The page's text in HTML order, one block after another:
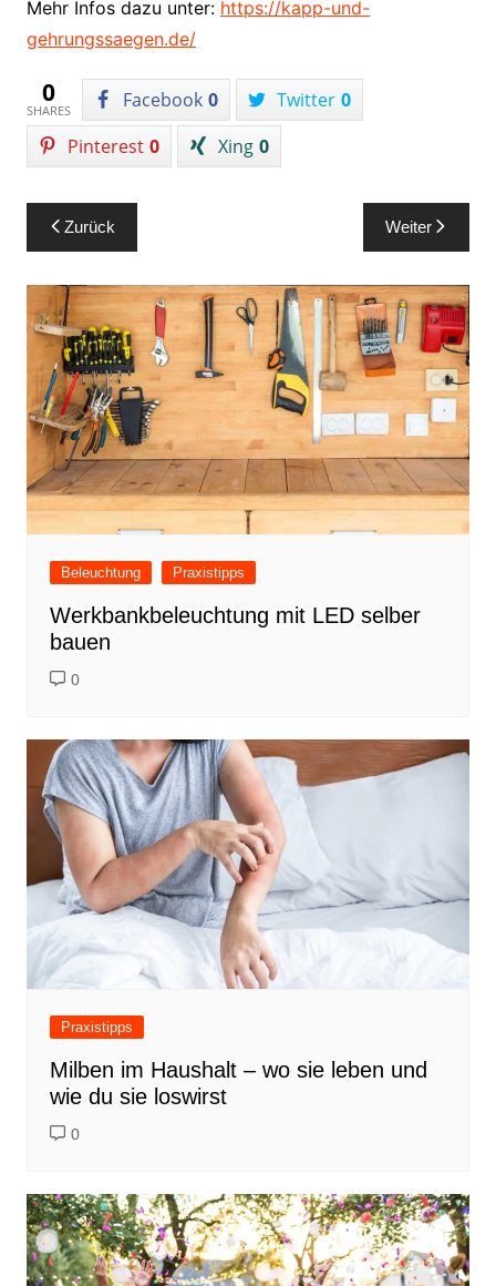
Mehr Infos dazu unter: https://kapp-und-
gehrungssaegen.de/
0
SHARES Facebook 0 Twitter 0
Pinterest 0 Xing 0
Beitragsnavigation
Zurück Weiter
Beleuchtung Praxistipps
Werkbankbeleuchtung mit LED selber
bauen
0
Praxistipps
Milben im Haushalt – wo sie leben und
wie du sie loswirst
0